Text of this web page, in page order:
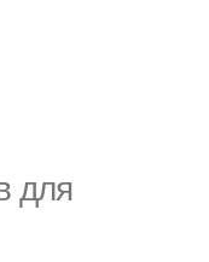
для